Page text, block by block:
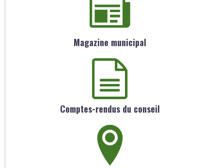
Magazine municipal
Comptes-rendus du conseil